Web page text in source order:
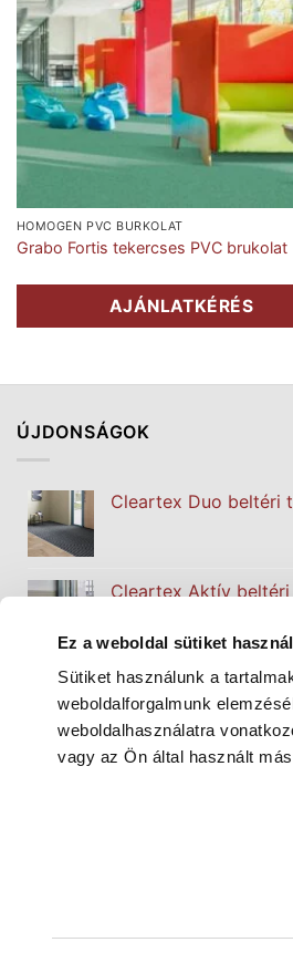
Ez a weboldal sütiket használ
Sütiket használunk a
weboldalforgalmunk
weboldalhasználatra
vagy az Ön által használt
HOMOGÉN PVC BURKOLAT
Grabo Fortis tekercses PVC brukolat
AJÁNLATKÉRÉS
ÚJDONSÁGOK
Cleartex Duo beltéri
Cleartex Aktív
Cleartex Classic
®
Line